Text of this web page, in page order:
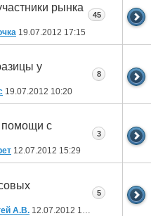
рынка
19.07.2012 17:15
45
у
19.07.2012 10:20
8
с
12.07.2012 15:29
3
А.В. 12.07.2012 15:28
5